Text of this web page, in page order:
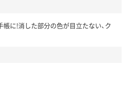
帳に!消した部分の色が目立たない、ク